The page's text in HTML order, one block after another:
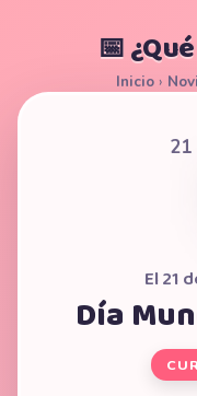
📅
Inicio ›
El 21
Día